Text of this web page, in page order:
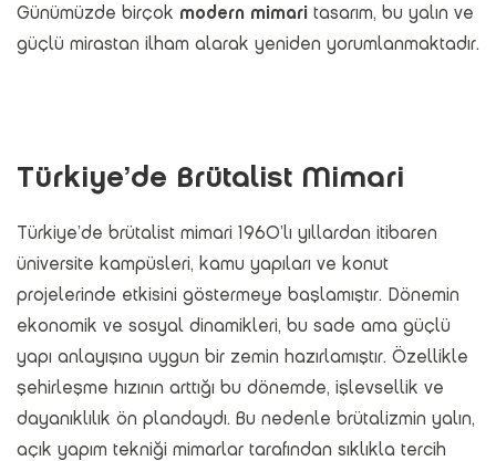
Günümüzde birçok modern mimari tasarım, bu yalın ve
güçlü mirastan ilham alarak yeniden yorumlanmaktadır.
Türkiye’de Brütalist Mimari
Türkiye’de brütalist mimari 1960’lı yıllardan itibaren
üniversite kampüsleri, kamu yapıları ve konut
projelerinde etkisini göstermeye başlamıştır. Dönemin
ekonomik ve sosyal dinamikleri, bu sade ama güçlü
yapı anlayışına uygun bir zemin hazırlamıştır. Özellikle
şehirleşme hızının arttığı bu dönemde, işlevsellik ve
dayanıklılık ön plandaydı. Bu nedenle brütalizmin yalın,
açık yapım tekniği mimarlar tarafından sıklıkla tercih